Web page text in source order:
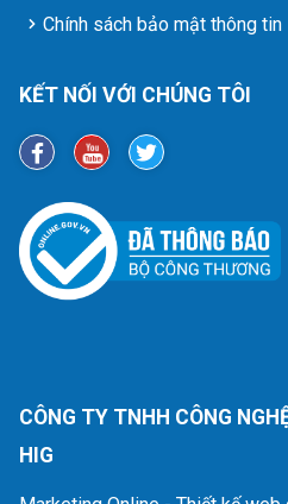
Chính sách bảo mật thông tin
KẾT NỐI VỚI CHÚNG TÔI
CÔNG TY TNHH CÔNG
HIG